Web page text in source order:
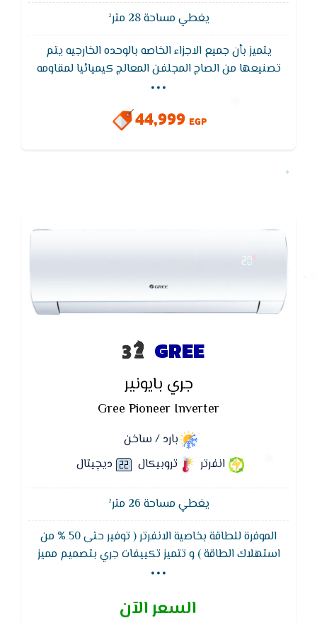
يغطي مساحة 28 متر²
يتميز بأن جميع الاجزاء الخاصه بالوحده الخارجيه يتم
تصنيعها من الصاج المجلفن المعالج كيميائيا لمقاومه
جميع العوامل الجويه المسببة للصدأ ويتميز بانه ثنائى
تصريف المياة من الوحدة الداخلية مما يضمن سهولة
التركيب فى اى مكان بالغرفة
...
44,999 EGP
GREE
جري بايونير
Gree Pioneer Inverter
بارد / ساخن
انفرتر
تروبيكال ديچيتال
يغطي مساحة 26 متر²
الموفرة للطاقة بخاصية الانفرتر ( توفير حتى 50 % من
استهلاك الطاقة ) و تتميز تكييفات جري بتصميم مميز
بشاشة ليد لمعرفة درجات الحرارة والاعطال
...
السعر الآن